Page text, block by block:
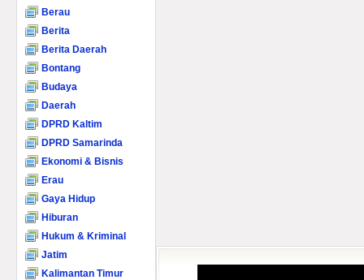
Berau
Berita
Berita Daerah
Bontang
Budaya
Daerah
DPRD Kaltim
DPRD Samarinda
Ekonomi & Bisnis
Erau
Gaya Hidup
Hiburan
Hukum & Kriminal
Jatim
Kalimantan Timur